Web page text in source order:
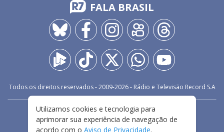
FALA BRASIL
Todos os direitos reservados - 2009-2026- Rádio e Televisão Record S.A
FALE CONOSCO
PRIVACIDADE
TERMOS E CONDIÇÕES DE USO
Utilizamos cookies e tecnologia para
aprimorar sua experiência de navegação de
acordo com o Aviso de Privacidade.